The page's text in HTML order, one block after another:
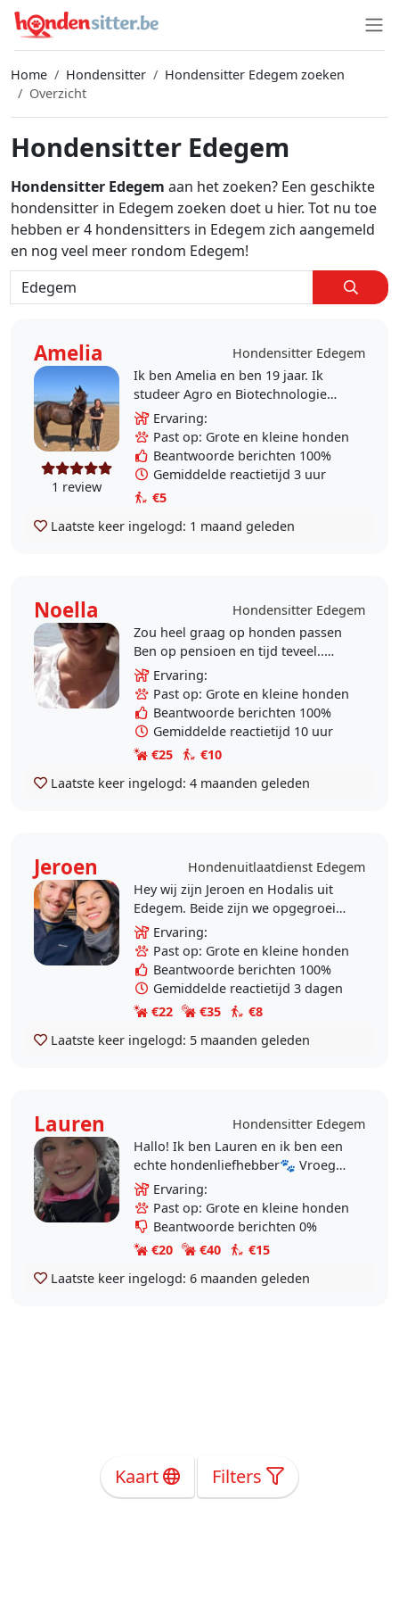
Home Hondensitter
Hondensitter Edegem zoeken
Overzicht
Hondensitter Edegem
Hondensitter Edegem aan het zoeken? Een geschikte
hondensitter in Edegem zoeken doet u hier. Tot nu toe
hebben er 4 hondensitters in Edegem zich aangemeld
en nog veel meer rondom Edegem!
Amelia Hondensitter Edegem
1 review
Ik ben Amelia en ben 19 jaar. Ik
studeer Agro en Biotechnologie
met afstudeerrichting dierenzorg.
Ik wandel en speel super graag met
honden. Ik heb..
Ervaring:
Past op: Grote en kleine honden
Beantwoorde berichten 100%
Gemiddelde reactietijd 3 uur
€5
Laatste keer ingelogd: 1 maand geleden
Noella
Hondensitter Edegem
Zou heel graag op honden passen
Ben op pensioen en tijd teveel..
Graag omgeving edegem..en
randgemeenten
Ervaring:
Past op: Grote en kleine honden
Beantwoorde berichten 100%
Gemiddelde reactietijd 10 uur
€25
€10
Laatste keer ingelogd: 4 maanden geleden
Jeroen
Hondenuitlaatdienst Edegem
Hey wij zijn Jeroen en Hodalis uit
Edegem. Beide zijn we opgegroeid
met honden in huis en hebben er
altijd heel graag mee gewandeld.
We hebben nu..
Ervaring:
Past op: Grote en kleine honden
Beantwoorde berichten 100%
Gemiddelde reactietijd 3 dagen
€22
€35
€8
Laatste keer ingelogd: 5 maanden geleden
Lauren
Hondensitter Edegem
Hallo! Ik ben Lauren en ik ben een
echte hondenliefhebber🐾 Vroeger
ben ik zelf opgegroeid geweest met
een labrador dus ik heb ervaring
met het..
Ervaring:
Past op: Grote en kleine honden
Beantwoorde berichten 0%
€20
€40
€15
Laatste keer ingelogd: 6 maanden geleden
Kaart Filters